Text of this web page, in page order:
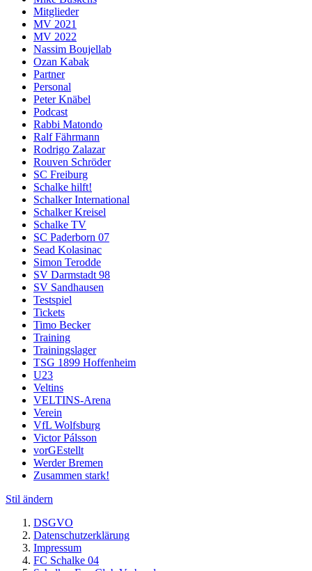
Mitglieder
MV 2021
MV 2022
Nassim Boujellab
Ozan Kabak
Partner
Personal
Peter Knäbel
Podcast
Rabbi Matondo
Ralf Fährmann
Rodrigo Zalazar
Rouven Schröder
SC Freiburg
Schalke hilft!
Schalker International
Schalker Kreisel
Schalke TV
SC Paderborn 07
Sead Kolasinac
Simon Terodde
SV Darmstadt 98
SV Sandhausen
Testspiel
Tickets
Timo Becker
Training
Trainingslager
TSG 1899 Hoffenheim
U23
Veltins
VELTINS-Arena
Verein
VfL Wolfsburg
Victor Pálsson
vorGEstellt
Werder Bremen
Zusammen stark!
Stil ändern
DSGVO
Datenschutzerklärung
Impressum
FC Schalke 04